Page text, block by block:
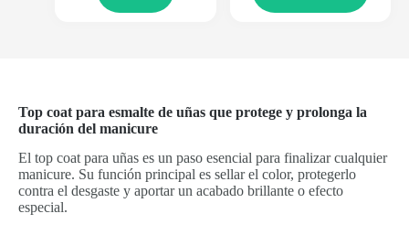
Top coat para esmalte de uñas que protege y prolonga la
duración del manicure
El top coat para uñas es un paso esencial para finalizar cualquier
manicure. Su función principal es sellar el color, protegerlo
contra el desgaste y aportar un acabado brillante o efecto
especial.